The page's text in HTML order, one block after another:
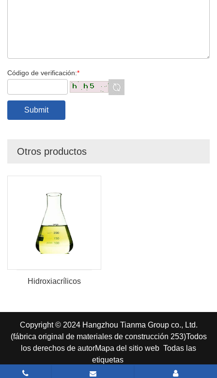
Código de verificación:*
Otros productos
Hidroxiacrílicos
Copyright © 2024 Hangzhou Tianma Group co., Ltd.
(fábrica original de materiales de construcción 253)Todos
los derechos de autorMapa del sitio web Todas las
etiquetas